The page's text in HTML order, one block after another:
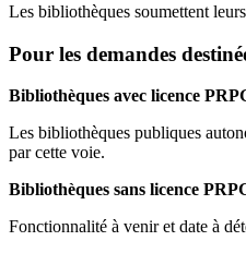
Les bibliothèques soumettent
Pour les demandes
Bibliothèques avec licence
Les bibliothèques publiques
par cette voie.
Bibliothèques sans licence
Fonctionnalité à venir et date à